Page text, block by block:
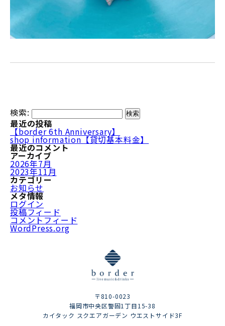
検索:
最近の投稿
【border 6th Anniversary】
shop information【貸切基本料金】
最近のコメント
アーカイブ
2026年7月
2023年11月
カテゴリー
お知らせ
メタ情報
ログイン
投稿フィード
コメントフィード
WordPress.org
〒810-0023
福岡市中央区警固1丁目15-38
カイタック スクエアガーデン ウエストサイド3F